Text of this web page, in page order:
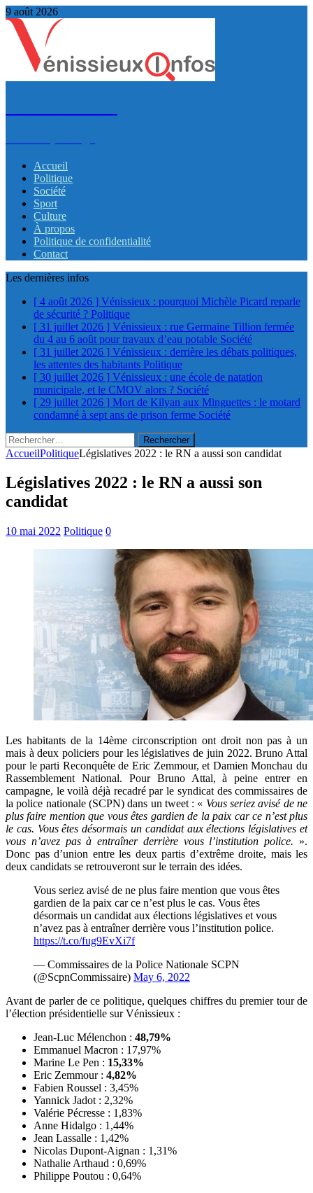
9 août 2026
Accueil
Politique
Société
Sport
Culture
À propos
Politique de confidentialité
Contact
Les dernières infos
[ 4 août 2026 ] Vénissieux : pourquoi Michèle Picard reparle
de sécurité ? Politique
[ 31 juillet 2026 ] Vénissieux : rue Germaine Tillion fermée
du 4 au 6 août pour travaux d’eau potable Société
[ 31 juillet 2026 ] Vénissieux : derrière les débats politiques,
les attentes des habitants Politique
[ 30 juillet 2026 ] Vénissieux : une école de natation
municipale, et le CMOV alors ? Société
[ 29 juillet 2026 ] Mort de Kilyan aux Minguettes : le motard
condamné à sept ans de prison ferme Société
Rechercher :
AccueilPolitiqueLégislatives 2022 : le RN a aussi son candidat
Législatives 2022 : le RN a aussi son
candidat
10 mai 2022 Politique 0
Les habitants de la 14ème circonscription ont droit non pas à un
mais à deux policiers pour les législatives de juin 2022. Bruno Attal
pour le parti Reconquête de Eric Zemmour, et Damien Monchau du
Rassemblement National. Pour Bruno Attal, à peine entrer en
campagne, le voilà déjà recadré par le syndicat des commissaires de
la police nationale (SCPN) dans un tweet : « Vous seriez avisé de ne
plus faire mention que vous êtes gardien de la paix car ce n’est plus
le cas. Vous êtes désormais un candidat aux élections législatives et
vous n’avez pas à entraîner derrière vous l’institution police. ».
Donc pas d’union entre les deux partis d’extrême droite, mais les
deux candidats se retrouveront sur le terrain des idées.
Vous seriez avisé de ne plus faire mention que vous êtes
gardien de la paix car ce n’est plus le cas. Vous êtes
désormais un candidat aux élections législatives et vous
n’avez pas à entraîner derrière vous l’institution police.
https://t.co/fug9EvXi7f
— Commissaires de la Police Nationale SCPN
(@ScpnCommissaire) May 6, 2022
Avant de parler de ce politique, quelques chiffres du premier tour de
l’élection présidentielle sur Vénissieux :
Jean-Luc Mélenchon : 48,79%
Emmanuel Macron : 17,97%
Marine Le Pen : 15,33%
Eric Zemmour : 4,82%
Fabien Roussel : 3,45%
Yannick Jadot : 2,32%
Valérie Pécresse : 1,83%
Anne Hidalgo : 1,44%
Jean Lassalle : 1,42%
Nicolas Dupont-Aignan : 1,31%
Nathalie Arthaud : 0,69%
Philippe Poutou : 0,64%